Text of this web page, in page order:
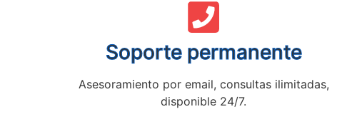
Soporte permanente
Asesoramiento por email, consultas ilimitadas,
disponible 24/7.